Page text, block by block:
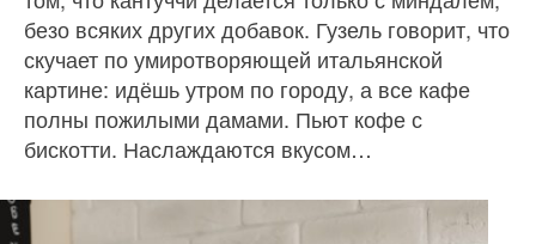
безо всяких других добавок. Гузель говорит, что
скучает по умиротворяющей итальянской
картине: идёшь утром по городу, а все кафе
полны пожилыми дамами. Пьют кофе с
бискотти. Насла­ждаются вкусом…